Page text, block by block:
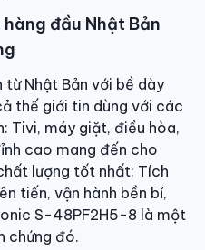
đầu Nhật Bản
từ Nhật Bản với bề dày
thế giới tin dùng với các
Tivi, máy giặt, điều hòa,
cao mang đến cho
lượng tốt nhất: Tích
tiến, vận hành bền bỉ,
S-48PF2H5-8 là một
chứng đó.